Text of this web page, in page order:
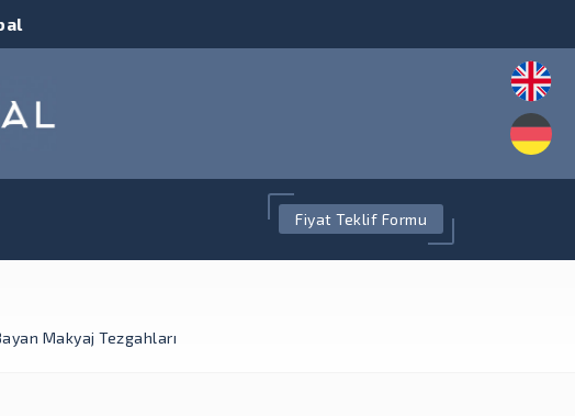
Fiyat Teklif Formu
Makyaj Tezgahları